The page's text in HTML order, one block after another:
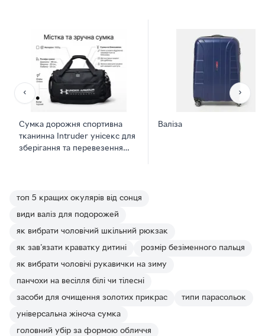
‹
Сумка дорожня спортивна
тканинна Intruder унісекс для
зберігання та перевезення
Валіза
›
топ 5 кращих окулярів від сонця
види валіз для подорожей
як вибрати чоловічий шкільний рюкзак
як зав'язати краватку дитині розмір безіменного пальця
як вибрати чоловічі рукавички на зиму
панчохи на весілля білі чи тілесні
засоби для очищення золотих прикрас типи парасольок
універсальна жіноча сумка
головний убір за формою обличчя